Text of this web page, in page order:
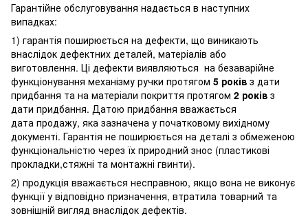
Гарантійне обслуговування надається в наступних
випадках:
1) гарантія поширюється на дефекти, що виникають
внаслідок дефектних деталей, матеріалів або
виготовлення. Ці дефекти виявляються на безаварійне
функціонування механізму ручки протягом 5 років з дати
придбання та на матеріали покриття протягом 2 років з
дати придбання. Датою придбання вважається
дата продажу, яка зазначена у початковому вихідному
документі. Гарантія не поширюється на деталі з обмеженою
функціональністю через їх природний знос (пластикові
прокладки,стяжні та монтажні гвинти).
2) продукція вважається несправною, якщо вона не виконує
функції у відповідно призначення, втратила товарний та
зовнішній вигляд внаслідок дефектів.